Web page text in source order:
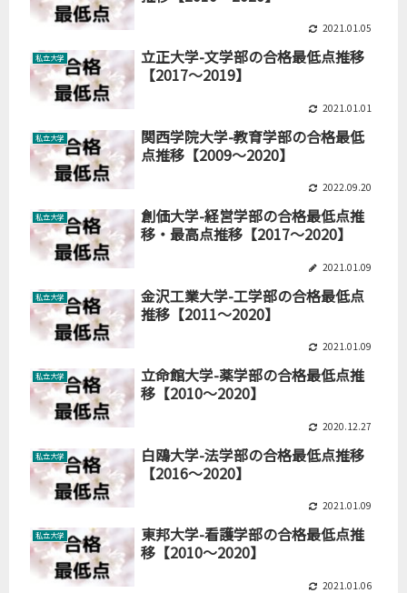
2021.01.05
私立大学
立正大学-文学部の合格最低点推移
【2017～2019】
2021.01.01
私立大学
関西学院大学-教育学部の合格最低
点推移【2009～2020】
2022.09.20
私立大学
創価大学-経営学部の合格最低点推
移・最高点推移【2017～2020】
2021.01.09
私立大学
金沢工業大学-工学部の合格最低点
推移【2011～2020】
2021.01.09
私立大学
立命館大学-薬学部の合格最低点推
移【2010～2020】
2020.12.27
私立大学
白鴎大学-法学部の合格最低点推移
【2016～2020】
2021.01.09
私立大学
東邦大学-看護学部の合格最低点推
移【2010～2020】
2021.01.06